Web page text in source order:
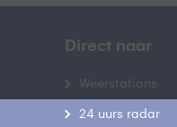
Direct naar
Weerstations
24 uurs radar